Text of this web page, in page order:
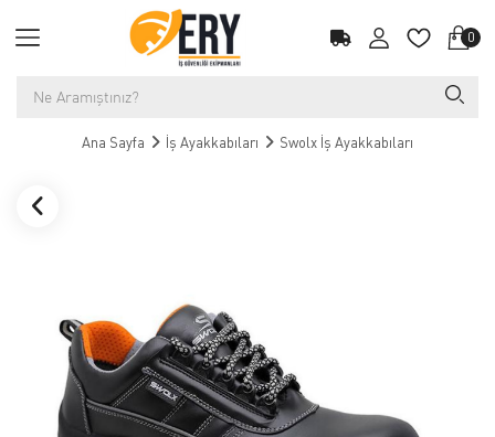
0
Ana Sayfa İş Ayakkabıları Swolx İş Ayakkabıları